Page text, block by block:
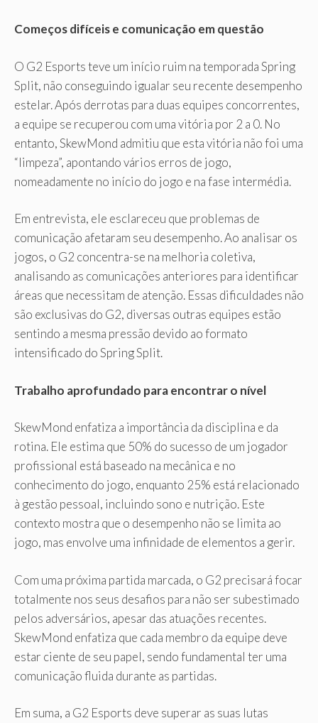
Começos difíceis e comunicação em questão
O G2 Esports teve um início ruim na temporada Spring
Split, não conseguindo igualar seu recente desempenho
estelar. Após derrotas para duas equipes concorrentes,
a equipe se recuperou com uma vitória por 2 a 0. No
entanto, SkewMond admitiu que esta vitória não foi uma
“limpeza”, apontando vários erros de jogo,
nomeadamente no início do jogo e na fase intermédia.
Em entrevista, ele esclareceu que problemas de
comunicação afetaram seu desempenho. Ao analisar os
jogos, o G2 concentra-se na melhoria coletiva,
analisando as comunicações anteriores para identificar
áreas que necessitam de atenção. Essas dificuldades não
são exclusivas do G2, diversas outras equipes estão
sentindo a mesma pressão devido ao formato
intensificado do Spring Split.
Trabalho aprofundado para encontrar o nível
SkewMond enfatiza a importância da disciplina e da
rotina. Ele estima que 50% do sucesso de um jogador
profissional está baseado na mecânica e no
conhecimento do jogo, enquanto 25% está relacionado
à gestão pessoal, incluindo sono e nutrição. Este
contexto mostra que o desempenho não se limita ao
jogo, mas envolve uma infinidade de elementos a gerir.
Com uma próxima partida marcada, o G2 precisará focar
totalmente nos seus desafios para não ser subestimado
pelos adversários, apesar das atuações recentes.
SkewMond enfatiza que cada membro da equipe deve
estar ciente de seu papel, sendo fundamental ter uma
comunicação fluida durante as partidas.
Em suma, a G2 Esports deve superar as suas lutas